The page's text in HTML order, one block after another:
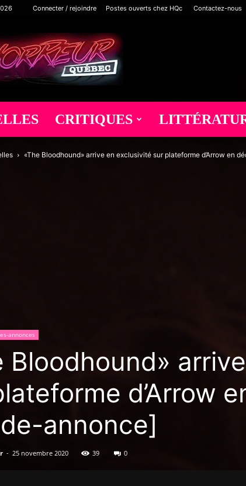
Connecter / rejoindre Postes ouverts chez HQc Contactez-nous
Horreur
Québec
CRITIQUES
«The Bloodhound» arrive en exclusivité sur plateforme d’Arrow en
annonces
Bloodhound»
d’Arrow
annonce]
- 25 novembre 2020 39 0